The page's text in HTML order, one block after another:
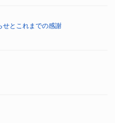
せとこれまでの感謝